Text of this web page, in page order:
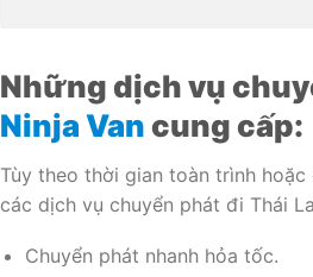
Những dịch vụ
Ninja Vancung cấp:
Tùy theo thời gian toàn trình
các dịch vụ chuyển phát đi Thái
Chuyển phát nhanh hỏa tốc.